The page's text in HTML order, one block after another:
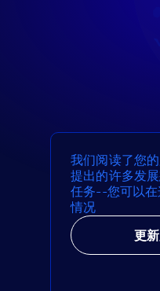
我们阅读了您
提出的许多发
任务--您可以
情况
更